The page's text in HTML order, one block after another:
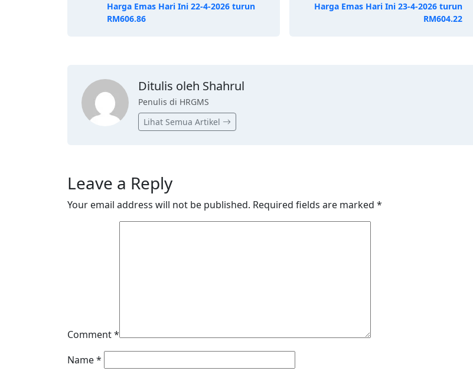
Harga Emas Hari Ini 22-4-2026 turun
RM606.86
Harga Emas Hari Ini 23-4-2026 turun
RM604.22
Ditulis oleh Shahrul
Penulis di HRGMS
Lihat Semua Artikel
Leave a Reply
Your email address will not be published. Required fields are marked *
Comment*
Name*